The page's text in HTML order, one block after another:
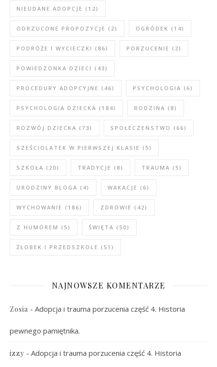
NIEUDANE ADOPCJE (12)
ODRZUCONE PROPOZYCJE (2) OGRÓDEK (14)
PODRÓŻE I WYCIECZKI (86) PORZUCENIE (2)
POWIEDZONKA DZIECI (43)
PROCEDURY ADOPCYJNE (46) PSYCHOLOGIA (6)
PSYCHOLOGIA DZIECKA (184) RODZINA (8)
ROZWÓJ DZIECKA (73) SPOŁECZEŃSTWO (66)
SZEŚCIOLATEK W PIERWSZEJ KLASIE (5)
SZKOŁA (20) TRADYCJE (8) TRAUMA (5)
URODZINY BLOGA (4) WAKACJE (6)
WYCHOWANIE (186) ZDROWIE (42)
Z HUMOREM (5) ŚWIĘTA (50)
ŻŁOBEK I PRZEDSZKOLE (51)
NAJNOWSZE KOMENTARZE
Zosia - Adopcja i trauma porzucenia część 4. Historia
pewnego pamiętnika.
izzy - Adopcja i trauma porzucenia część 4. Historia